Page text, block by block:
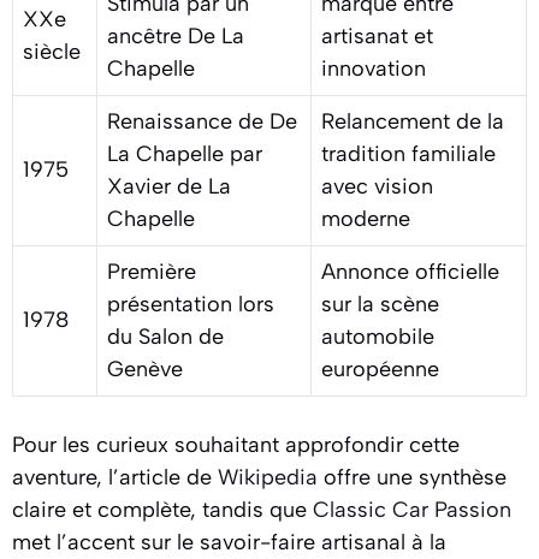
XXe
siècle
ancêtre De La
Chapelle
artisanat et
innovation
1975
Renaissance de De
La Chapelle par
Xavier de La
Chapelle
Relancement de la
tradition familiale
avec vision
moderne
1978
Première
présentation lors
du Salon de
Genève
Annonce officielle
sur la scène
automobile
européenne
Pour les curieux souhaitant approfondir cette
aventure, l’article de Wikipedia offre une synthèse
claire et complète, tandis que Classic Car Passion
met l’accent sur le savoir-faire artisanal à la